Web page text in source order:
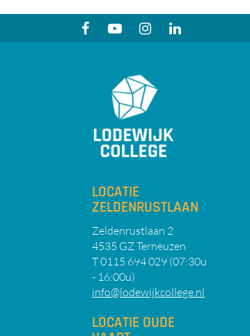
LOCATIE
ZELDENRUSTLAAN
Zeldenrustlaan 2
4535 GZ Terneuzen
T 0115 694 029 (07:30u
- 16:00u)
info@lodewijkcollege.nl
LOCATIE OUDE